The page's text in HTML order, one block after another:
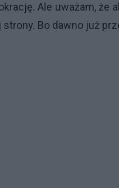
Ale uważam, że
strony. Bo dawno już